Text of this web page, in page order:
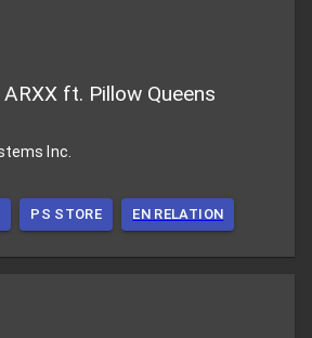
ft. Pillow Queens
Inc.
PS STORE EN RELATION